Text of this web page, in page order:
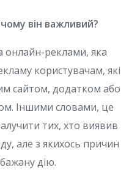
він важливий?
онлайн-реклами, яка
користувачам, які
сайтом, додатком або
Іншими словами, це
тих, хто виявив
але з якихось причин
дію.